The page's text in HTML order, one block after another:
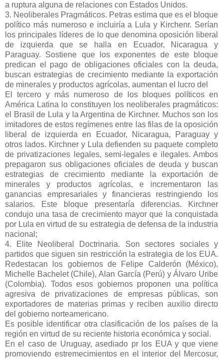
a ruptura alguna de relaciones con Estados Unidos.
3. Neoliberales Pragmáticos. Petras estima que es el bloque
político más numeroso e incluiría a Lula y Kirchenr. Serían
los principales líderes de lo que denomina oposición liberal
de izquierda que se halla en Ecuador, Nicaragua y
Paraguay. Sostiene que los exponentes de este bloque
predican el pago de obligaciones oficiales con la deuda,
buscan estrategias de crecimiento mediante la exportación
de minerales y productos agrícolas, aumentan el lucro del
El tercero y más numeroso de los bloques políticos en
América Latina lo constituyen los neoliberales pragmáticos:
el Brasil de Lula y la Argentina de Kirchner. Muchos son los
imitadores de estos regímenes entre las filas de la oposición
liberal de izquierda en Ecuador, Nicaragua, Paraguay y
otros lados. Kirchner y Lula defienden su paquete completo
de privatizaciones legales, semi-legales e ilegales. Ambos
prepagaron sus obligaciones oficiales de deuda y buscan
estrategias de crecimiento mediante la exportación de
minerales y productos agrícolas, e incrementaron las
ganancias empresariales y financieras restringiendo los
salarios. Este bloque presentaría diferencias. Kirchner
condujo una tasa de crecimiento mayor que la conquistada
por Lula en virtud de su estrategia de defensa de la industria
nacional;
4. Elite Neoliberal Doctrinaria. Son sectores sociales y
partidos que siguen sin restricción la estrategia de los EUA.
Redestacan los gobiernos de Felipe Calderón (México),
Michelle Bachelet (Chile), Alan García (Perú) y Álvaro Uribe
(Colombia). Todos esos gobiernos proponen una política
agresiva de privatizaciones de empresas públicas, son
exportadores de materias primas y reciben auxilio directo
del gobierno norteamericano.
Es posible identificar otra clasificación de los países de la
región en virtud de su reciente historia económica y social.
En el caso de Uruguay, asediado pr los EUA y que viene
promoviendo estremecimientos en el interior del Mercosur,